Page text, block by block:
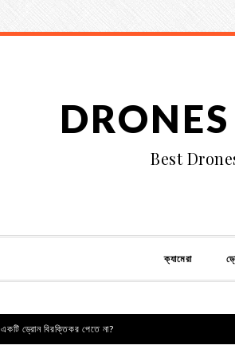
Best
ক্যামেরা
একটি ড্রোন বিরক্তিকর পেতে না?